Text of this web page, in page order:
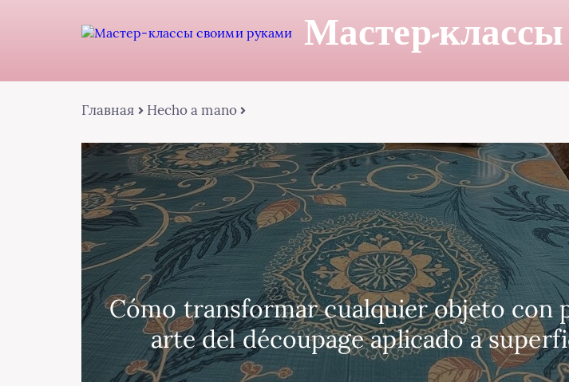
Мастер-
Главная Hecho a mano
Cómo transformar cualquier objeto con
arte del découpage aplicado a